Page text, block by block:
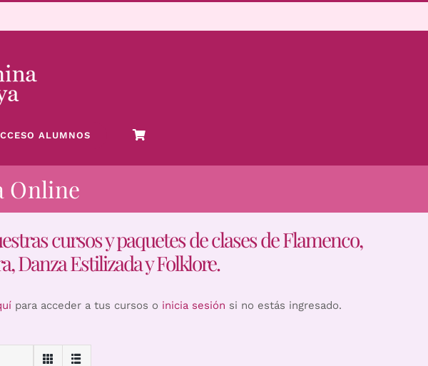
ALUMNOS
Online
cursos y paquetes de clases de Flamenco,
Danza Estilizada y Folklore.
para acceder a tus cursos o inicia sesión si no estás ingresado.